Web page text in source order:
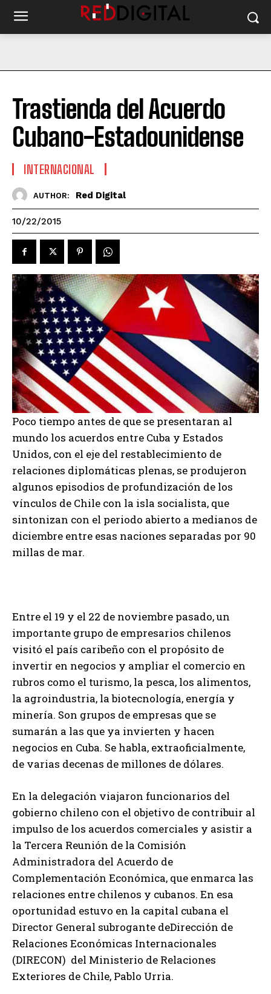
Trastienda del Acuerdo
Cubano-Estadounidense
INTERNACIONAL
AUTHOR: Red Digital
10/22/2015
Poco tiempo antes de que se presentaran al
mundo los acuerdos entre Cuba y Estados
Unidos, con el eje del restablecimiento de
relaciones diplomáticas plenas, se produjeron
algunos episodios de profundización de los
vínculos de Chile con la isla socialista, que
sintonizan con el periodo abierto a medianos de
diciembre entre esas naciones separadas por 90
millas de mar.
Entre el 19 y el 22 de noviembre pasado, un
importante grupo de empresarios chilenos
visitó el país caribeño con el propósito de
invertir en negocios y ampliar el comercio en
rubros como el turismo, la pesca, los alimentos,
la agroindustria, la biotecnología, energía y
minería. Son grupos de empresas que se
sumarán a las que ya invierten y hacen
negocios en Cuba. Se habla, extraoficialmente,
de varias decenas de millones de dólares.
En la delegación viajaron funcionarios del
gobierno chileno con el objetivo de contribuir al
impulso de los acuerdos comerciales y asistir a
la Tercera Reunión de la Comisión
Administradora del Acuerdo de
Complementación Económica, que enmarca las
relaciones entre chilenos y cubanos. En esa
oportunidad estuvo en la capital cubana el
Director General subrogante deDirección de
Relaciones Económicas Internacionales
(DIRECON) del Ministerio de Relaciones
Exteriores de Chile, Pablo Urria.